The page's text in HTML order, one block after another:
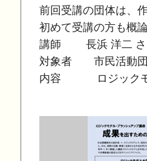
前回受講の団体は、
初めて受講の方も概
講師 長浜 洋二 さ
対象者 市民活動団
内容 ロジックモ